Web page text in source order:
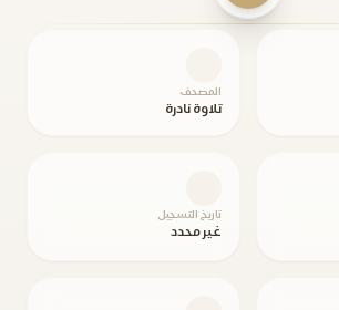
المصحف
تلاوة نادرة
تاريخ التسجيل
غير محدد